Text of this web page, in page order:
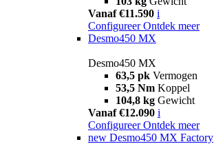
Vanaf €11.590 i
Configureer Ontdek meer
Desmo450 MX
Desmo450 MX
63,5 pk Vermogen
53,5 Nm Koppel
104,8 kg Gewicht
Vanaf €12.090 i
Configureer Ontdek meer
new Desmo450 MX Factory